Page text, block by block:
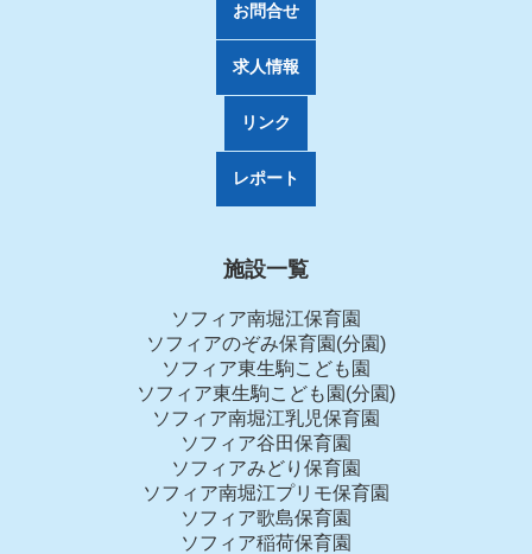
お問合せ
求人情報
リンク
レポート
施設一覧
ソフィア南堀江保育園
ソフィアのぞみ保育園(分園)
ソフィア東生駒こども園
ソフィア東生駒こども園(分園)
ソフィア南堀江乳児保育園
ソフィア谷田保育園
ソフィアみどり保育園
ソフィア南堀江プリモ保育園
ソフィア歌島保育園
ソフィア稲荷保育園